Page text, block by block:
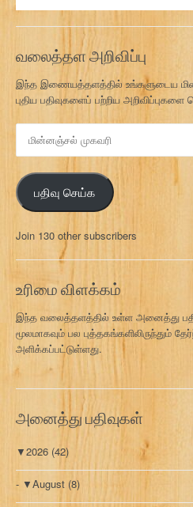
வலைத்தள அறிவிப்பு
இந்த இணையத்தளத்தில் உங்களுடைய
புதிய பதிவுகளைப் பற்றிய
ன
ஞ்
ச
ல்
க
வ
பதிவு செய்க
Join 130 other subscribers
உரிமை விளக்கம்
இந்த வலைத்தளத்தில் உள்ள அனைத்து
மூலமாகவும் பல புத்தகங்களிலிருந்தும்
அளிக்கப்பட்டுள்ளது.
அனைத்து பதிவுகள்
▼2026 (42)
▼August (8)